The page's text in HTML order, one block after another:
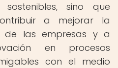
sino que
a mejorar la
de las empresas y a
en procesos
con el medio